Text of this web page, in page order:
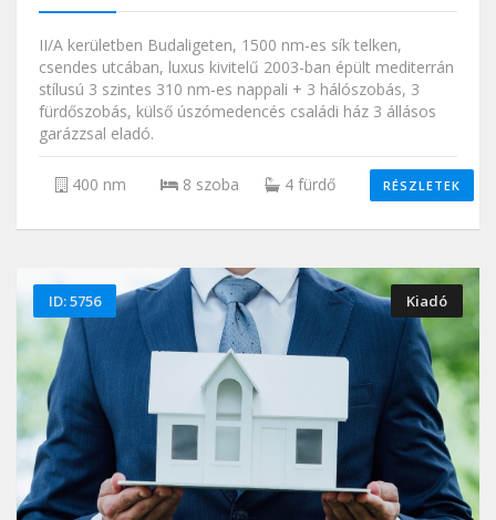
II/A kerületben Budaligeten, 1500 nm-es sík telken,
csendes utcában, luxus kivitelű 2003-ban épült mediterrán
stílusú 3 szintes 310 nm-es nappali + 3 hálószobás, 3
fürdőszobás, külső úszómedencés családi ház 3 állásos
garázzsal eladó.
400 nm 8 szoba 4 fürdő RÉSZLETEK
ID: 5756 Kiadó